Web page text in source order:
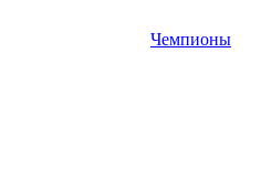
Чемпионы